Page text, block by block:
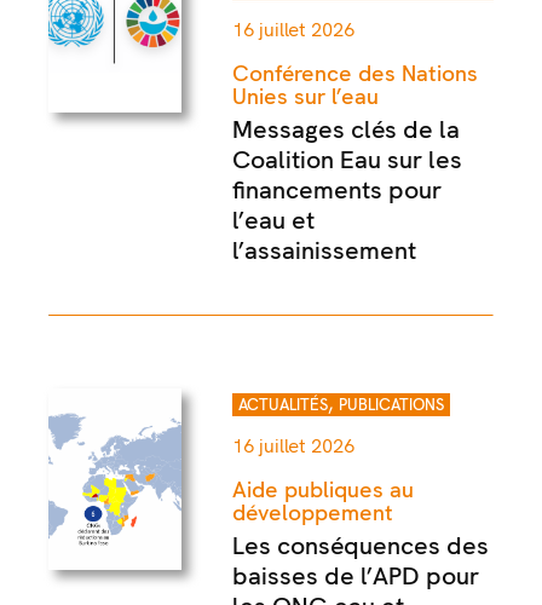
16 juillet 2026
Conférence des Nations
Unies sur l’eau
Messages clés de la
Coalition Eau sur les
financements pour
l’eau et
l’assainissement
ACTUALITÉS, PUBLICATIONS
16 juillet 2026
Aide publiques au
développement
Les conséquences des
baisses de l’APD pour